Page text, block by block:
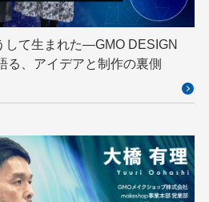
プリ IETF iOS
Japan Drone
JSAI2026 K8s
PHPcon PHPerKaigi
RPA Ruby
して生まれた—GMO DESIGN
る、アイデアと制作の裏側